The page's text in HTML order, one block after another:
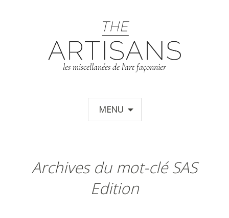
les miscellanées de l'art façonnier
MENU
Archives du mot-clé SAS
Edition